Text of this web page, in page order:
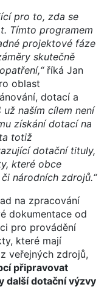
pro to, zda se
Tímto programem
projektové fáze
skutečně
říká Jan
oblast
dotací a
už naším cílem není
získání dotací na
totiž
dotační tituly,
které obce
národních zdrojů.“
na zpracování
dokumentace od
pro provádění
které mají
veřejných zdrojů,
připravovat
další dotační výzvy